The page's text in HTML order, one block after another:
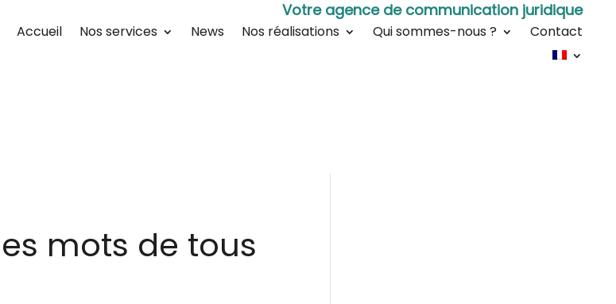
Votre agence de communication juridique
Accueil Nos services News Nos réalisations Qui sommes-nous ? Contact
mots de tous